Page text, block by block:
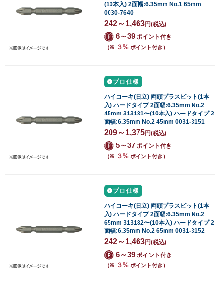
(10本入) 2面幅:6.35mm No.1 65mm
0030-7640
242～1,463円(税込)
6～39 ポイント付き
（※ ３% ポイント付き）
プロ仕様
ハイコーキ(日立) 両頭プラスビット(1本
入) ハードタイプ 2面幅:6.35mm No.2
45mm 313181〜(10本入) ハードタイプ 2
面幅:6.35mm No.2 45mm 0031-3151
209～1,375円(税込)
5～37 ポイント付き
（※ ３% ポイント付き）
プロ仕様
ハイコーキ(日立) 両頭プラスビット(1本
入) ハードタイプ 2面幅:6.35mm No.2
65mm 313182〜(10本入) ハードタイプ 2
面幅:6.35mm No.2 65mm 0031-3152
242～1,463円(税込)
6～39 ポイント付き
（※ ３% ポイント付き）